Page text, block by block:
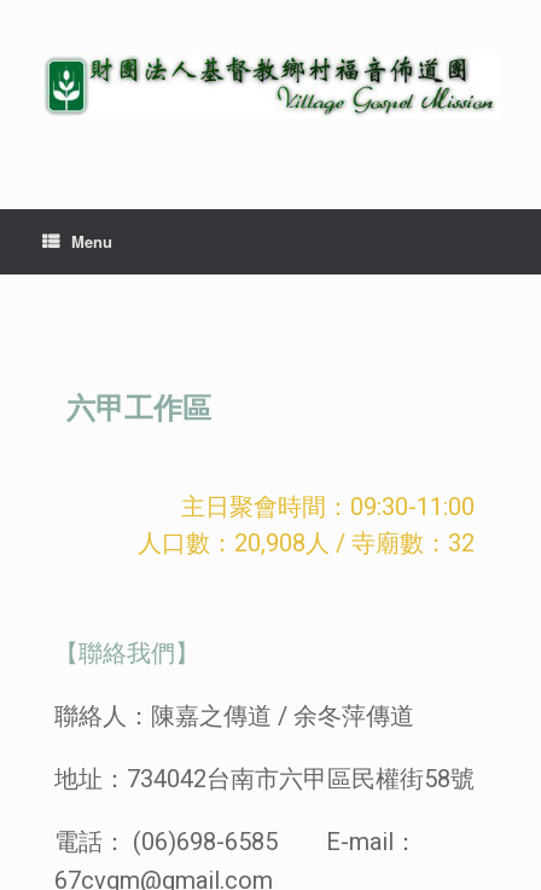
Menu
六甲工作區
主日聚會時間：09:30-11:00
人口數：20,908人 / 寺廟數：32
【聯絡我們】
聯絡人：陳嘉之傳道 / 余冬萍傳道
地址：734042台南市六甲區民權街58號
電話： (06)698-6585 E-mail：
67cvgm@gmail.com